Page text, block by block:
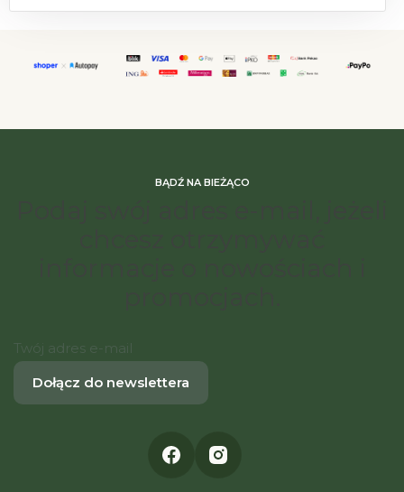
BĄDŹ NA BIEŻĄCO
Twój adres e-mail
Dołącz do newslettera